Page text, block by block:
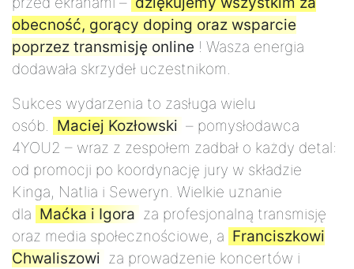
obecność, gorący doping oraz wsparcie
poprzez transmisję online ! Wasza energia
dodawała skrzydeł uczestnikom.
Sukces wydarzenia to zasługa wielu
osób. Maciej Kozłowski – pomysłodawca
4YOU2 – wraz z zespołem zadbał o każdy detal:
od promocji po koordynację jury w składzie
Kinga, Natlia i Seweryn. Wielkie uznanie
dla Maćka i Igora za profesjonalną transmisję
oraz media społecznościowe, a Franciszkowi
Chwaliszowi za prowadzenie koncertów i